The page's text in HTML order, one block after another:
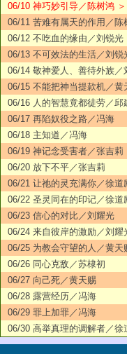
06/10 神巧妙引导／陈树鸿 ＞
06/11 苦难有属天的作用／陈
06/12 不吃血的缘由／刘锐光
06/13 不可效法的生活／刘锐
06/14 敬神爱人、善待外族／
06/15 不能把神当提款机／黄
06/16 人的智慧竟都徒劳／邱
06/17 再陷奴役之路／冯海
06/18 主知道／冯海
06/19 神记念受害者／张吉莉
06/20 放下不平／张吉莉
06/21 让祂的灵充满你／徐道
06/22 圣灵同在的印记／徐道
06/23 信心的对比／刘耀光
06/24 来自彼岸的激励／刘耀
06/25 为教会守望的人／黄天
06/26 同心克敌／苏棣初
06/27 向己死／黄天赐
06/28 露营经历／冯海
06/29 罪上加罪／冯海
06/30 高举真理的调解者／徐